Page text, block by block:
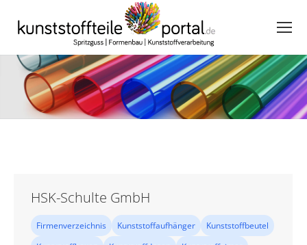
HSK-Schulte GmbH
Firmenverzeichnis Kunststoffaufhänger
Kunststoffbeutel